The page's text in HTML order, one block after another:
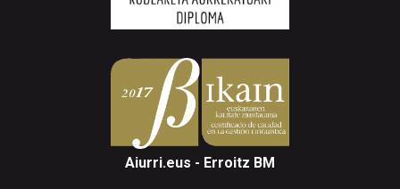
Aiurri.eus - Erroitz BM